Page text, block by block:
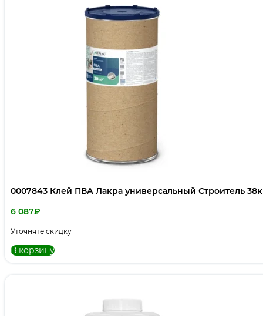
0007843 Клей ПВА Лакра универсальный Строитель
6 087₽
Уточняте скидку
В корзину